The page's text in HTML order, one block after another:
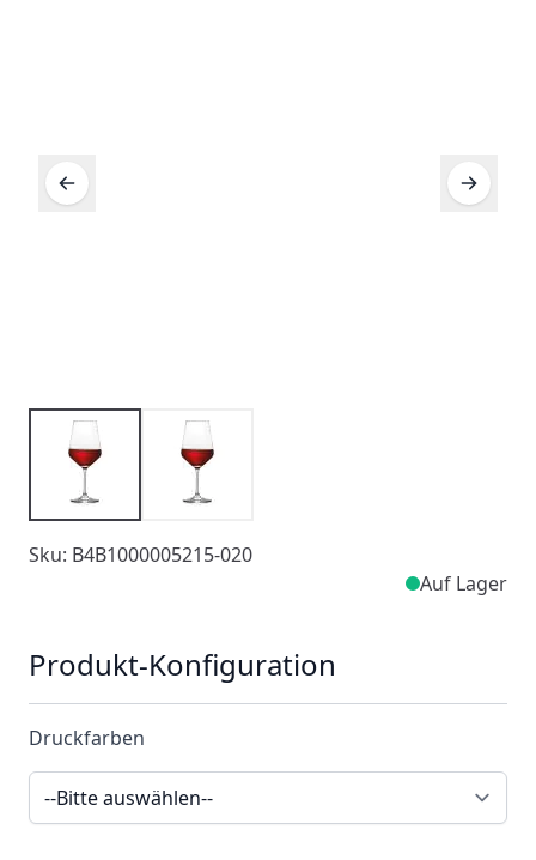
Sku: B4B1000005215-020
Auf Lager
Produkt-Konfiguration
Druckfarben